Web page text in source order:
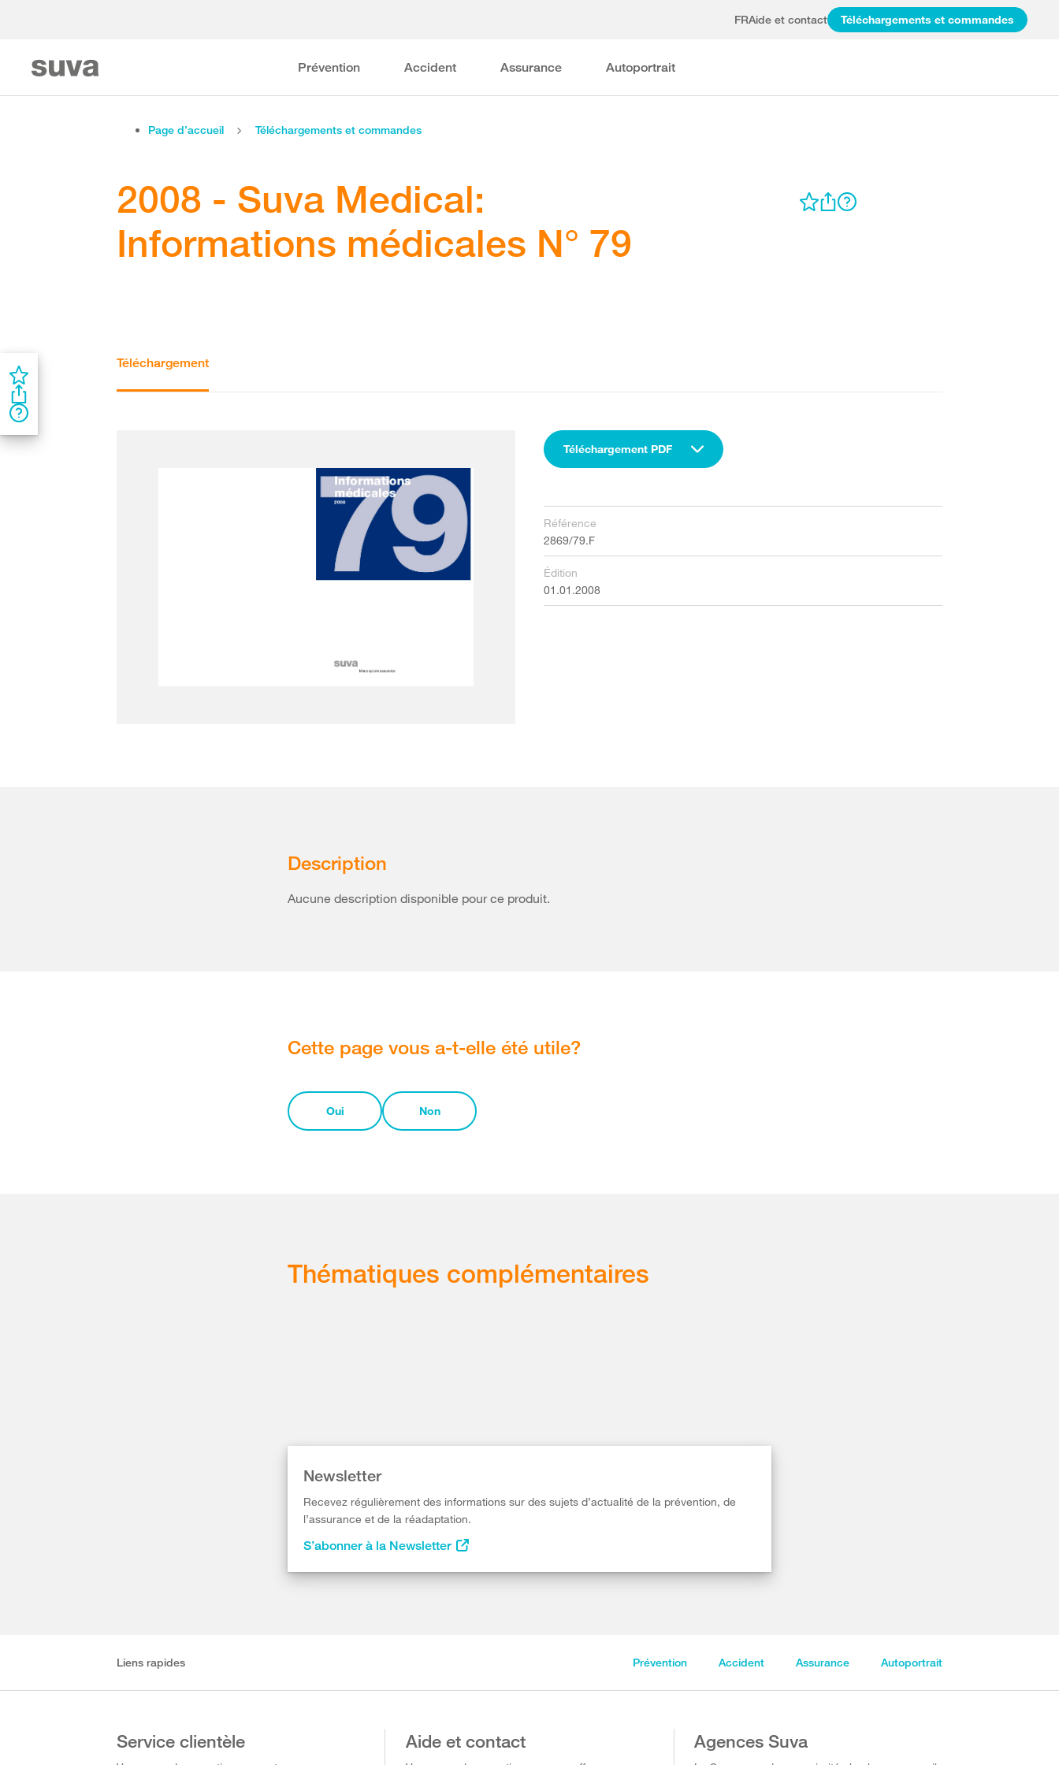
FRAide et contact Téléchargements et commandes
Prévention Accident Assurance Autoportrait
Page d’accueil Téléchargements et commandes
2008 - Suva Medical:
Informations médicales N° 79
Téléchargement
Téléchargement PDF
Référence
2869/79.F
Édition
01.01.2008
Description
Aucune description disponible pour ce produit.
Cette page vous a-t-elle été utile?
Oui Non
Thématiques complémentaires
Newsletter
Recevez régulièrement des informations sur des sujets d’actualité de la prévention, de
l’assurance et de la réadaptation.
S’abonner à la Newsletter
Liens rapides Prévention Accident Assurance Autoportrait
Service clientèle Aide et contact Agences Suva